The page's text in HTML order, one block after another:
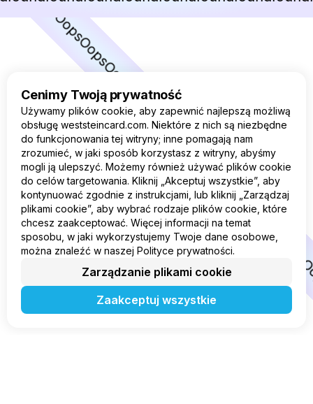
Oops
Oops
Oops
Oops
Oops
Oops
Oops
Oops
Oops
Oops
Go to home
Cenimy Twoją prywatność
Używamy plików cookie, aby zapewnić najlepszą możliwą
obsługę weststeincard.com. Niektóre z nich są niezbędne
do funkcjonowania tej witryny; inne pomagają nam
zrozumieć, w jaki sposób korzystasz z witryny, abyśmy
mogli ją ulepszyć. Możemy również używać plików cookie
do celów targetowania. Kliknij „Akceptuj wszystkie”, aby
kontynuować zgodnie z instrukcjami, lub kliknij „Zarządzaj
plikami cookie”, aby wybrać rodzaje plików cookie, które
chcesz zaakceptować. Więcej informacji na temat
sposobu, w jaki wykorzystujemy Twoje dane osobowe,
można znaleźć w naszej Polityce prywatności.
Zarządzanie plikami cookie
Zaakceptuj wszystkie